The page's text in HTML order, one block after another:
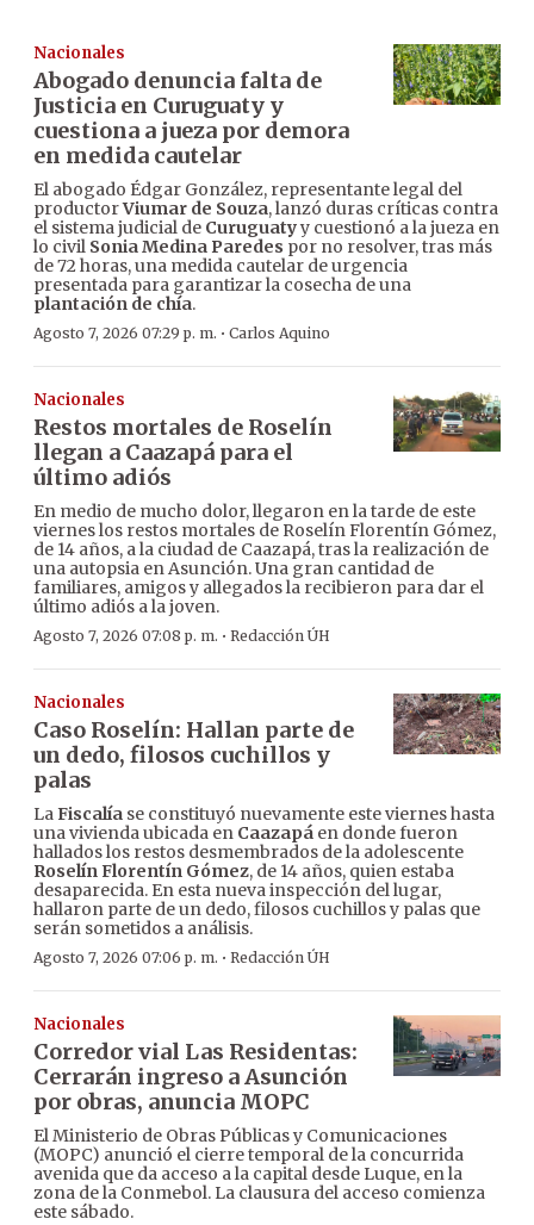
Nacionales
Abogado denuncia falta de
Justicia en Curuguaty y
cuestiona a jueza por demora
en medida cautelar
El abogado Édgar González, representante legal del
productorViumar de Souza, lanzó duras críticas contra
el sistema judicial de Curuguatyy cuestionó a la jueza en
lo civil Sonia Medina Paredes por no resolver, tras más
de 72 horas, una medida cautelar de urgencia
presentada para garantizar la cosecha de una
plantación de chía.
Agosto 7, 2026 07:29 p. m. · Carlos Aquino
Nacionales
Restos mortales de Roselín
llegan a Caazapá para el
último adiós
En medio de mucho dolor, llegaron en la tarde de este
viernes los restos mortales de Roselín Florentín Gómez,
de 14 años, a la ciudad de Caazapá, tras la realización de
una autopsia en Asunción. Una gran cantidad de
familiares, amigos y allegados la recibieron para dar el
último adiós a la joven.
Agosto 7, 2026 07:08 p. m. · Redacción ÚH
Nacionales
Caso Roselín: Hallan parte de
un dedo, filosos cuchillos y
palas
LaFiscalía se constituyó nuevamente este viernes hasta
una vivienda ubicada en Caazapá en donde fueron
hallados los restos desmembrados de la adolescente
Roselín Florentín Gómez, de 14 años, quien estaba
desaparecida. En esta nueva inspección del lugar,
hallaron parte de un dedo, filosos cuchillos y palas que
serán sometidos a análisis.
Agosto 7, 2026 07:06 p. m. · Redacción ÚH
Nacionales
Corredor vial Las Residentas:
Cerrarán ingreso a Asunción
por obras, anuncia MOPC
El Ministerio de Obras Públicas y Comunicaciones
(MOPC) anunció el cierre temporal de la concurrida
avenida que da acceso a la capital desde Luque, en la
zona de la Conmebol. La clausura del acceso comienza
este sábado.